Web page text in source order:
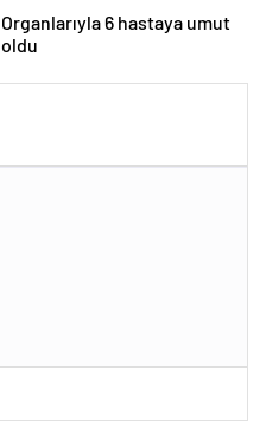
Organlarıyla 6 hastaya umut
oldu